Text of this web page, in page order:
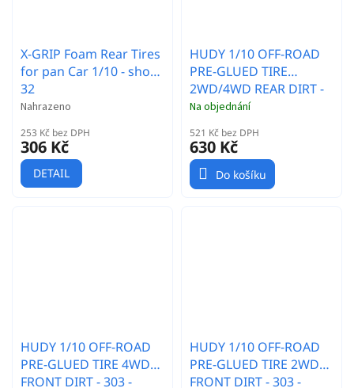
X-GRIP Foam Rear Tires
for pan Car 1/10 - shore
32
Nahrazeno
253 Kč bez DPH
306 Kč
DETAIL
HUDY 1/10 OFF-ROAD
PRE-GLUED TIRE
2WD/4WD REAR DIRT -
303 - SOFT (2)
Na objednání
521 Kč bez DPH
630 Kč
Do košíku
HUDY 1/10 OFF-ROAD
PRE-GLUED TIRE 4WD
FRONT DIRT - 303 -
HUDY 1/10 OFF-ROAD
PRE-GLUED TIRE 2WD
FRONT DIRT - 303 -